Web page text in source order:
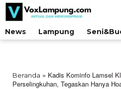
Lewati
konten
News
Lampung
Beranda » Kadis Kominfo Lamsel
Perselingkuhan, Tegaskan Hanya